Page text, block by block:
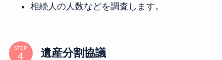
相続人の人数などを調査します。
STEP 遺産分割協議